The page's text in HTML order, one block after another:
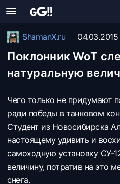
ShamanX.ru 04.03.2015
Поклонник WoT
натуральную
Чего только не придумают
ради победы в танковом
Студент из Новосибирска
настоящему удивить и
самоходную установку СУ-
величину, потратив на это
снега.